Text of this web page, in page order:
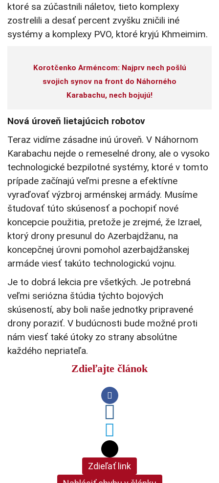
ktoré sa zúčastnili náletov, tieto komplexy
zostrelili a desať percent zvyšku zničili iné
systémy a komplexy PVO, ktoré kryjú Khmeimim.
Korotčenko Arméncom: Najprv nech pošlú
svojich synov na front do Náhorného
Karabachu, nech bojujú!
Nová úroveň lietajúcich robotov
Teraz vidíme zásadne inú úroveň. V Náhornom
Karabachu nejde o remeselné drony, ale o vysoko
technologické bezpilotné systémy, ktoré v tomto
prípade začínajú veľmi presne a efektívne
vyraďovať výzbroj arménskej armády. Musíme
študovať túto skúsenosť a pochopiť nové
koncepcie použitia, pretože je zrejmé, že Izrael,
ktorý drony presunul do Azerbajdžanu, na
koncepčnej úrovni pomohol azerbajdžanskej
armáde viesť takúto technologickú vojnu.
Je to dobrá lekcia pre všetkých. Je potrebná
veľmi seriózna štúdia týchto bojových
skúseností, aby boli naše jednotky pripravené
drony poraziť. V budúcnosti bude možné proti
nám viesť také útoky zo strany absolútne
každého nepriateľa.
Zdieľajte článok
Zdieľať link